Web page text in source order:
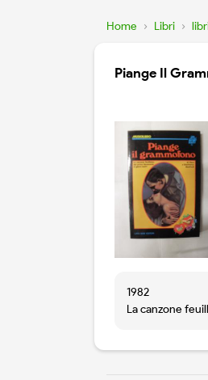
Home › Libri ›
Piange Il
1982
La canzone